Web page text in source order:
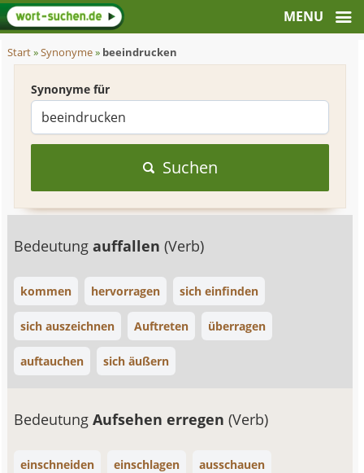
Start»Synonyme» beeindrucken
Synonyme für
Suchen
Bedeutungauffallen(Verb)
kommen hervorragen sich einfinden
sich auszeichnen Auftreten überragen
auftauchen sich äußern
BedeutungAufsehen erregen(Verb)
einschneiden einschlagen ausschauen